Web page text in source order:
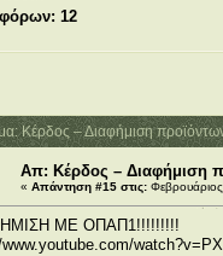
12
Κέρδος – Διαφήμιση
Απ: Κέρδος – Διαφήμιση
« Απάντηση #15 στις:
ΜΕ ΟΠΑΠ1!!!!!!!!!